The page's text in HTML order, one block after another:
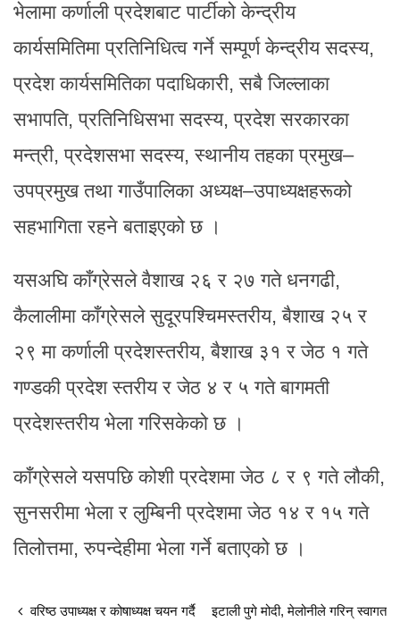
भेलामा कर्णाली प्रदेशबाट पार्टीको केन्द्रीय
कार्यसमितिमा प्रतिनिधित्व गर्ने सम्पूर्ण केन्द्रीय सदस्य,
प्रदेश कार्यसमितिका पदाधिकारी, सबै जिल्लाका
सभापति, प्रतिनिधिसभा सदस्य, प्रदेश सरकारका
मन्त्री, प्रदेशसभा सदस्य, स्थानीय तहका प्रमुख–
उपप्रमुख तथा गाउँपालिका अध्यक्ष–उपाध्यक्षहरूको
सहभागिता रहने बताइएको छ ।
यसअघि काँग्रेसले वैशाख २६ र २७ गते धनगढी,
कैलालीमा काँग्रेसले सुदूरपश्चिमस्तरीय, बैशाख २५ र
२९ मा कर्णाली प्रदेशस्तरीय, बैशाख ३१ र जेठ १ गते
गण्डकी प्रदेश स्तरीय र जेठ ४ र ५ गते बागमती
प्रदेशस्तरीय भेला गरिसकेको छ ।
काँग्रेसले यसपछि कोशी प्रदेशमा जेठ ८ र ९ गते लौकी,
सुनसरीमा भेला र लुम्बिनी प्रदेशमा जेठ १४ र १५ गते
तिलोत्तमा, रुपन्देहीमा भेला गर्ने बताएको छ ।
वरिष्ठ उपाध्यक्ष र कोषाध्यक्ष चयन गर्दै इटाली पुगे मोदी, मेलोनीले गरिन् स्वागत